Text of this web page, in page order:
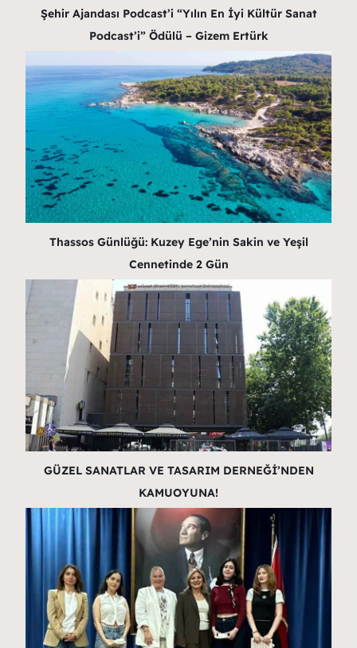
Şehir Ajandası Podcast’i “Yılın En İyi Kültür Sanat
Podcast’i” Ödülü – Gizem Ertürk
Thassos Günlüğü: Kuzey Ege’nin Sakin ve Yeşil
Cennetinde 2 Gün
GÜZEL SANATLAR VE TASARIM DERNEĞİ’NDEN
KAMUOYUNA!